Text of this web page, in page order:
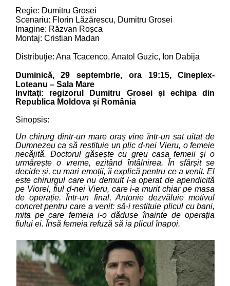
Regie: Dumitru Grosei
Scenariu: Florin Lăzărescu, Dumitru Grosei
Imagine: Răzvan Roșca
Montaj: Cristian Madan
Distribuţie: Ana Tcacenco, Anatol Guzic, Ion Dabija
Duminică, 29 septembrie, ora 19:15, Cineplex-
Loteanu – Sala Mare
Invitaţi: regizorul Dumitru Grosei şi echipa din
Republica Moldova și România
Sinopsis:
Un chirurg dintr-un mare oraș vine într-un sat uitat de
Dumnezeu ca să restituie un plic d-nei Vieru, o femeie
necăjită. Doctorul găsește cu greu casa femeii și o
urmărește o vreme, ezitând întâlnirea. În sfârșit se
decide și, cu mari emoții, îi explică pentru ce a venit. El
este chirurgul care nu demult l-a operat de apendicită
pe Viorel, fiul d-nei Vieru, care i-a murit chiar pe masa
de operație. Într-un final, Antonie dezvăluie motivul
concret pentru care a venit: să-i restituie plicul cu bani,
mita pe care femeia i-o dăduse înainte de operația
fiului ei. Însă femeia refuză să ia plicul înapoi.